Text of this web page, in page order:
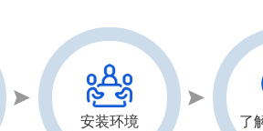
安装环境 了